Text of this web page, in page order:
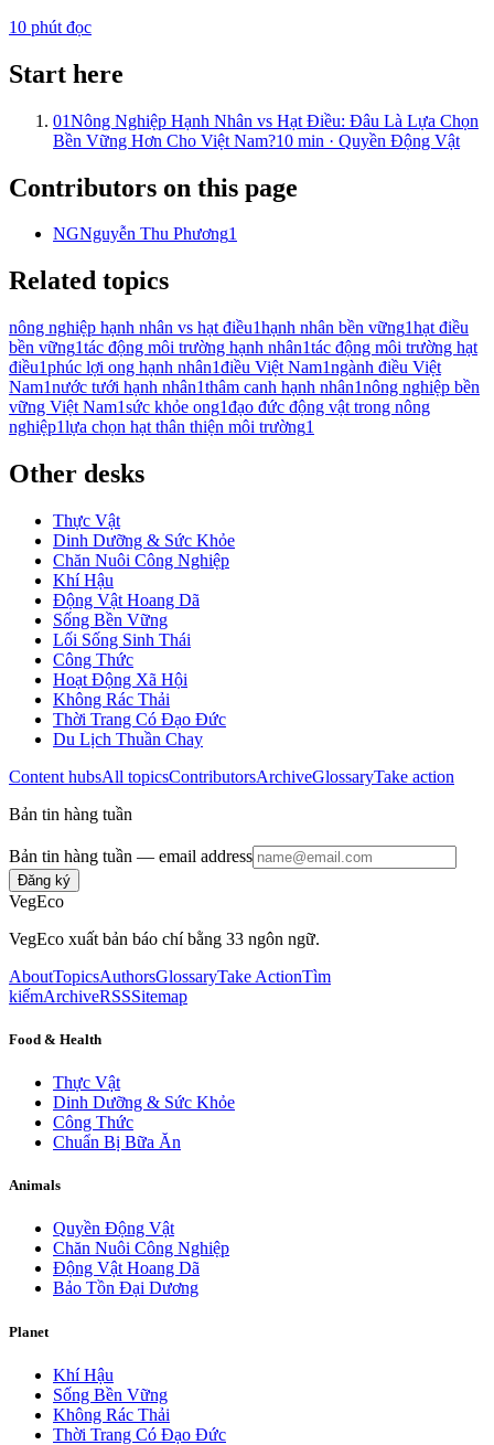
10 phút đọc
Start here
01Nông Nghiệp Hạnh Nhân vs Hạt Điều: Đâu Là Lựa Chọn
Bền Vững Hơn Cho Việt Nam?10 min · Quyền Động Vật
Contributors on this page
NGNguyễn Thu Phương1
Related topics
nông nghiệp hạnh nhân vs hạt điều1hạnh nhân bền vững1hạt điều
bền vững1tác động môi trường hạnh nhân1tác động môi trường hạt
điều1phúc lợi ong hạnh nhân1điều Việt Nam1ngành điều Việt
Nam1nước tưới hạnh nhân1thâm canh hạnh nhân1nông nghiệp bền
vững Việt Nam1sức khỏe ong1đạo đức động vật trong nông
nghiệp1lựa chọn hạt thân thiện môi trường1
Other desks
Thực Vật
Dinh Dưỡng & Sức Khỏe
Chăn Nuôi Công Nghiệp
Khí Hậu
Động Vật Hoang Dã
Sống Bền Vững
Lối Sống Sinh Thái
Công Thức
Hoạt Động Xã Hội
Không Rác Thải
Thời Trang Có Đạo Đức
Du Lịch Thuần Chay
Content hubsAll topicsContributorsArchiveGlossaryTake action
Bản tin hàng tuần
Bản tin hàng tuần — email address
Đăng ký
VegEco
VegEco xuất bản báo chí bằng 33 ngôn ngữ.
AboutTopicsAuthorsGlossaryTake ActionTìm
kiếmArchiveRSSSitemap
Food & Health
Thực Vật
Dinh Dưỡng & Sức Khỏe
Công Thức
Chuẩn Bị Bữa Ăn
Animals
Quyền Động Vật
Chăn Nuôi Công Nghiệp
Động Vật Hoang Dã
Bảo Tồn Đại Dương
Planet
Khí Hậu
Sống Bền Vững
Không Rác Thải
Thời Trang Có Đạo Đức